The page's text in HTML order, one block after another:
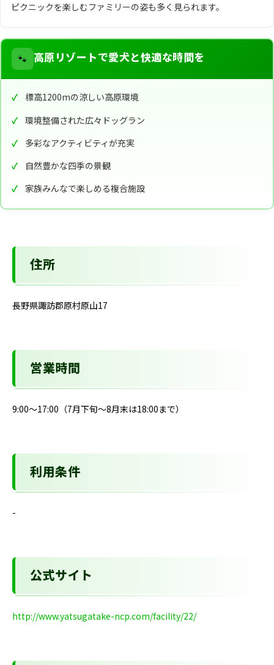
ピクニックを楽しむファミリーの姿も多く見られます。
🐾 高原リゾートで愛犬と快適な時間を
標高1200mの涼しい高原環境
環境整備された広々ドッグラン
多彩なアクティビティが充実
自然豊かな四季の景観
家族みんなで楽しめる複合施設
住所
長野県諏訪郡原村原山17
営業時間
9:00～17:00（7月下旬～8月末は18:00まで）
利用条件
-
公式サイト
http://www.yatsugatake-ncp.com/facility/22/